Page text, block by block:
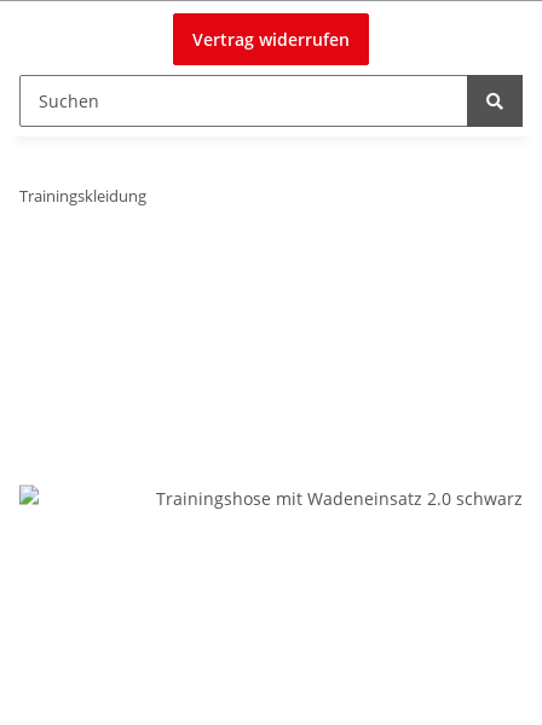
Vertrag widerrufen
Trainingskleidung